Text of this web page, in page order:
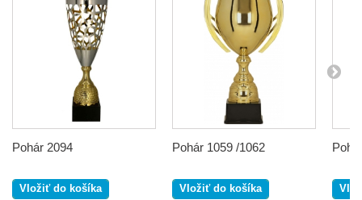
Pohár 2094
Vložiť do košíka
Pohár 1059 /1062
Vložiť do košíka